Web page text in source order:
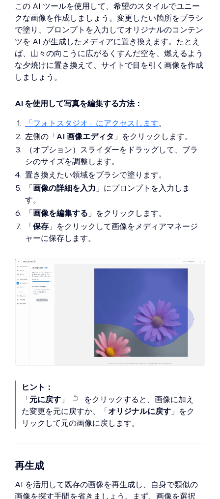
この AI ツールを使用して、希望のスタイルでユニー
クな画像を作成しましょう。変更したい箇所をブラシ
で塗り、プロンプトを入力してオリジナルのコンテン
ツを AI が生成したメディアに置き換えます。たとえ
ば、山々の向こうに広がるくすんだ空を、燃えるよう
な夕焼けに置き換えて、サイトで目を引く画像を作成
しましょう。
AI を使用して写真を編集する方法：
「フォトスタジオ」にアクセスします。
左側の「AI 画像エディタ 」 をクリックします。
（オプション）スライダーをドラッグして、ブラ
シのサイズを調整します。
置き換えたい領域をブラシで塗ります。
「画像の詳細を入力 」にプロンプトを入力しま
す。
「画像を編集する 」をクリックします。
「保存 」をクリックして画像をメディアマネージ
ャーに保存します。
ヒント：
「元に戻す 」
をクリックすると、画像に加え
た変更を元に戻すか、「オリジナルに戻す 」をク
リックして元の画像に戻します。
再生成
AI を活用して既存の画像を再生成し、自身で類似の
画像を探す手間を省きましょう。まず、画像を選択